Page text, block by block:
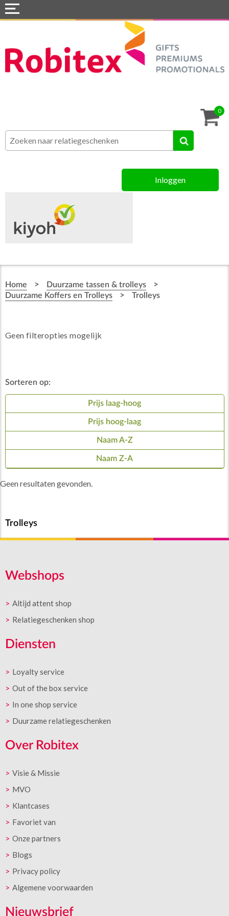
0
Inloggen
Webshops
Textiel
Home > Duurzame tassen & trolleys >
Duurzame Koffers en Trolleys > Trolleys
Geen filteropties mogelijk
Sorteren op:
Prijs laag-hoog
Prijs hoog-laag
Naam A-Z
Naam Z-A
Geen resultaten gevonden.
Trolleys
Webshops
Altijd attent shop
Relatiegeschenken shop
Diensten
Loyalty service
Out of the box service
In one shop service
Duurzame relatiegeschenken
Over Robitex
Visie & Missie
MVO
Klantcases
Favoriet van
Onze partners
Blogs
Privacy policy
Algemene voorwaarden
Nieuwsbrief